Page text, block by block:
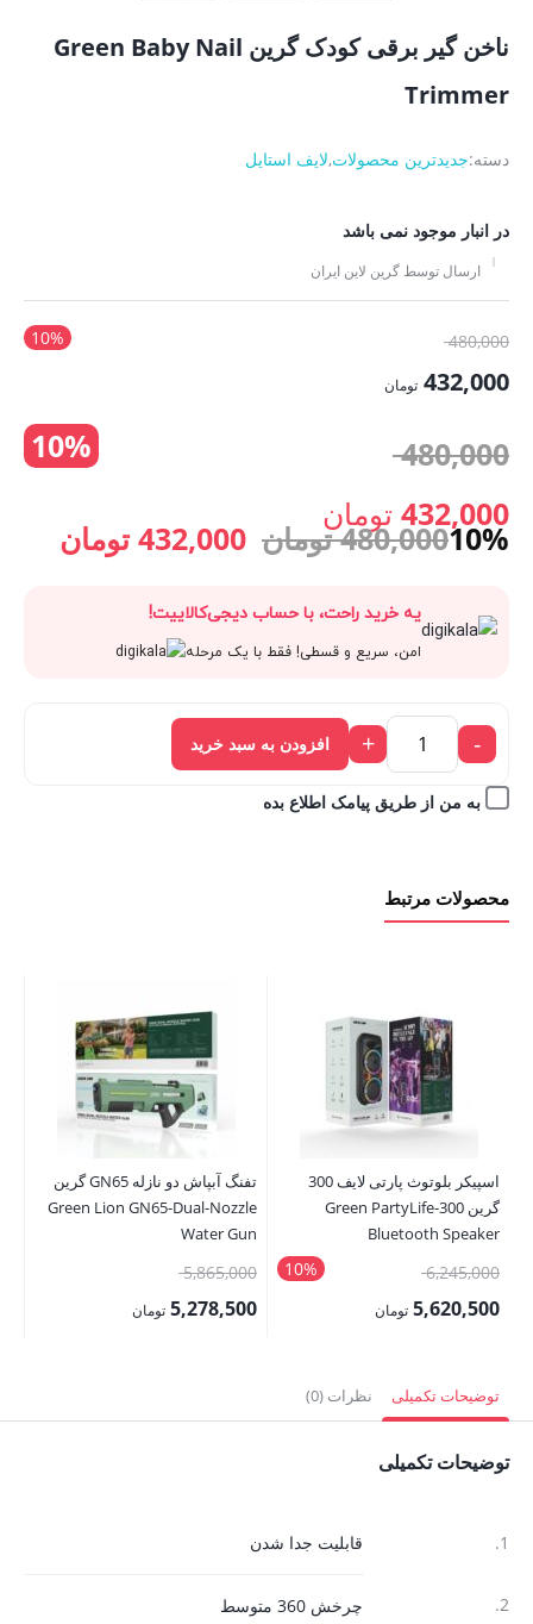
ناخن گیر برقی کودک گرین Green Baby Nail
Trimmer
دسته:جدیدترین محصولات,لایف استایل
در انبار موجود نمی باشد
ارسال توسط گرین لاین ایران
10% 480,000قیمت
اصلی:
بود.
432,000 تومان
فعلی:
10% 480,000
اصلی:
بود.
432,000 تومان
فعلی:
10%
480,000 تومان قیمت
اصلی:
480,000 تومان
بود.
432,000 تومان
یه خرید راحت، با حساب دیجی‌کالاییت!
امن، سریع و قسطی! فقط با یک مرحله
-
+ افزودن به سبد خرید
به من از طریق پیامک اطلاع بده
محصولات مرتبط
اسپیکر بلوتوث پارتی لایف 300
گرین Green PartyLife-300
Bluetooth Speaker
10% 6,245,000قیمت
اصلی:5,620,500 تومان
5,620,500 تومان.
تفنگ آبپاش دو نازله GN65 گرین
Green Lion GN65-Dual-Nozzle
Water Gun
5,865,000قیمت
اصلی:5,278,500 تومان
توضیحات تکمیلی نظرات (0)
توضیحات تکمیلی
1. قابلیت جدا شدن
2. چرخش 360 متوسط